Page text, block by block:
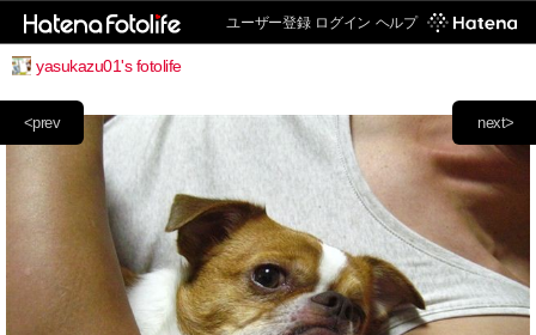
ユーザー登録 ログイン ヘルプ
yasukazu01's fotolife
next>
<prev